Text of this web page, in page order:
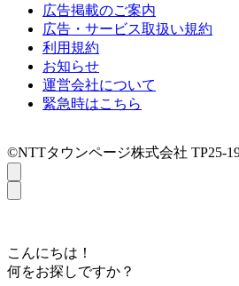
広告掲載のご案内
広告・サービス取扱い規約
利用規約
お知らせ
運営会社について
緊急時はこちら
©NTTタウンページ株式会社 TP25-
こんにちは！
何をお探しですか？